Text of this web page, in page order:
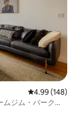
レビュー148
4.99 (148)
ジム・バークレ